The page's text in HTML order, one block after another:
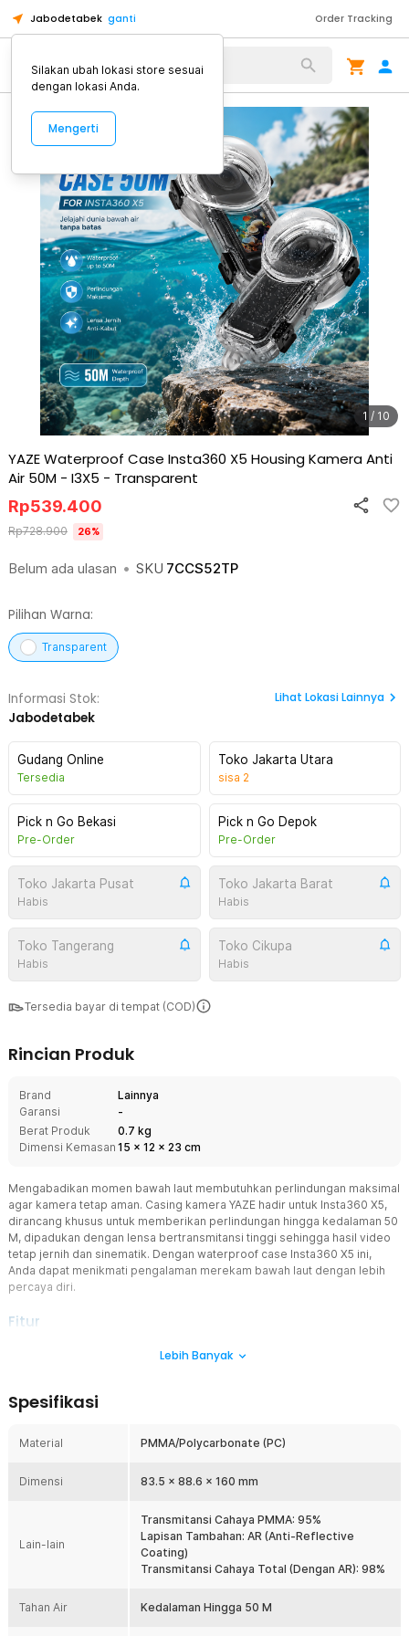
Jabodetabek ganti Order Tracking
Alat Kopi
1 / 10
YAZE Waterproof Case Insta360 X5 Housing Kamera Anti
Air 50M - I3X5 - Transparent
Belum ada ulasan • SKU 7CCS52TP
Rp539.400
Rp728.900 26%
Pilihan Warna:
Transparent
Informasi Stok:
Jabodetabek
Lihat Lokasi Lainnya
Gudang Online
Tersedia
Toko Jakarta Utara
sisa 2
Pick n Go Bekasi
Pre-Order
Pick n Go Depok
Pre-Order
Toko Jakarta Pusat
Habis
Toko Jakarta Barat
Habis
Toko Tangerang
Habis
Toko Cikupa
Habis
Tersedia bayar di tempat (COD)
Rincian Produk
Brand
Lainnya
Garansi
-
Berat Produk
0.7 kg
Dimensi Kemasan 15 x 12 x 23 cm
Mengabadikan momen bawah laut membutuhkan perlindungan maksimal
agar kamera tetap aman. Casing kamera YAZE hadir untuk Insta360 X5,
dirancang khusus untuk memberikan perlindungan hingga kedalaman 50
M, dipadukan dengan lensa bertransmitansi tinggi sehingga hasil video
tetap jernih dan sinematik. Dengan waterproof case Insta360 X5 ini,
Anda dapat menikmati pengalaman merekam bawah laut dengan lebih
percaya diri.
Fitur
Invisible Shell untuk Visual Sinematik
Struktur casing kamera ini dirancang agar menyatu dengan bentuk
untuk membuat konten underwater yang lebih profesional dan
Tahan Air hingga 50 M
digunakan hingga kedalaman 50 M, sehingga cocok untuk
snorkeling, scuba diving, maupun eksplorasi bawah laut. Konstruksi
kedap air membantu menjaga kamera tetap kering selama
digunakan. Dengan perlindungan ini, Anda dapat merekam berbagai
Perlindungan Maksimal
Lebih Banyak
Spesifikasi
Material PMMA/Polycarbonate (PC)
Dimensi 83.5 x 88.6 x 160 mm
Lain-lain
Transmitansi Cahaya PMMA: 95%
Lapisan Tambahan: AR (Anti-Reflective
Coating)
Transmitansi Cahaya Total (Dengan AR): 98%
Tahan Air Kedalaman Hingga 50 M
Silakan ubah lokasi store sesuai
dengan lokasi Anda.
Mengerti